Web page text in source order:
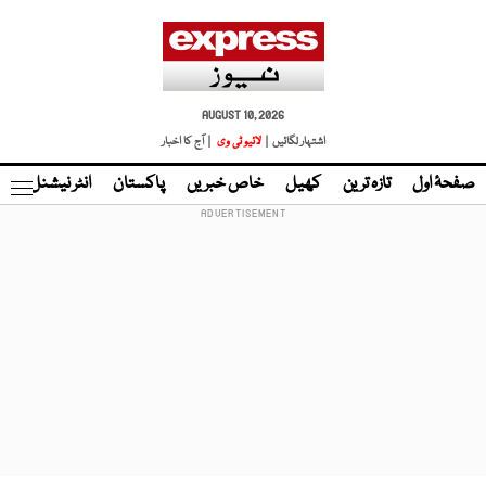
AUGUST 10, 2026
اشتہار لگائیں |
لائیو ٹی وی | آج کا اخبار
صفحۂ اول تازہ ترین کھیل خاص خبریں پاکستان انٹر نیشنل